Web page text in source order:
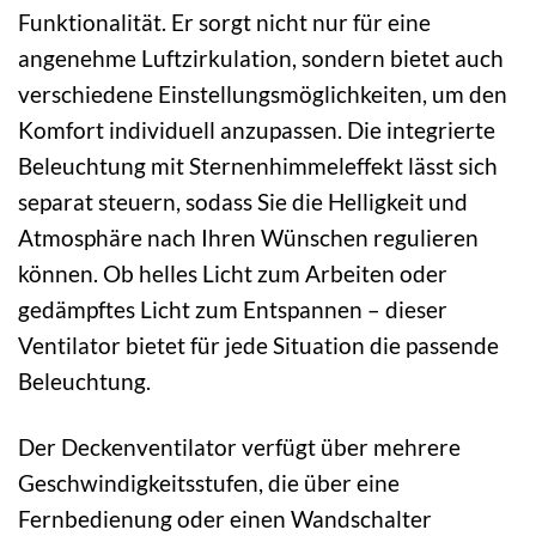
Funktionalität. Er sorgt nicht nur für eine
angenehme Luftzirkulation, sondern bietet auch
verschiedene Einstellungsmöglichkeiten, um den
Komfort individuell anzupassen. Die integrierte
Beleuchtung mit Sternenhimmeleffekt lässt sich
separat steuern, sodass Sie die Helligkeit und
Atmosphäre nach Ihren Wünschen regulieren
können. Ob helles Licht zum Arbeiten oder
gedämpftes Licht zum Entspannen – dieser
Ventilator bietet für jede Situation die passende
Beleuchtung.
Der Deckenventilator verfügt über mehrere
Geschwindigkeitsstufen, die über eine
Fernbedienung oder einen Wandschalter